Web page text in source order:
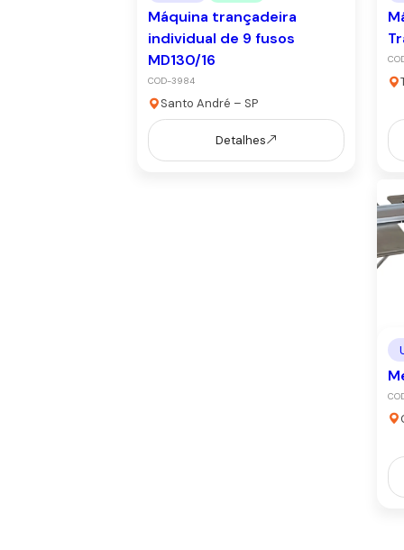
Máquina trançadeira
individual de 9 fusos
MD130/16
COD-3984
Santo André – SP
Detalhes